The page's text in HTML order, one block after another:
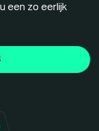
een zo eerlijk